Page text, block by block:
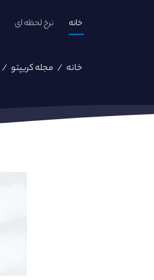
خانه نرخ لحظه ای
خانه / مجله کریپتو /